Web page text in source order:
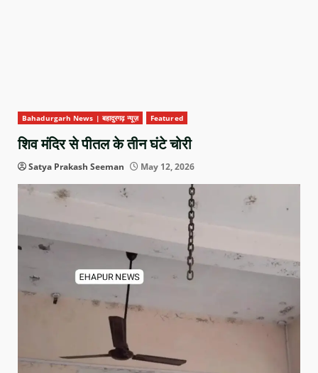
Bahadurgarh News | बहादुरगढ़ न्यूज़ Featured
शिव मंदिर से पीतल के तीन घंटे चोरी
Satya Prakash Seeman May 12, 2026